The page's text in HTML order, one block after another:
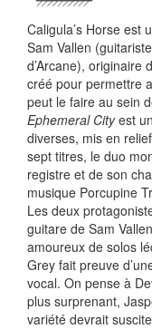
Caligula’s Horse est
Sam Vallen
d’Arcane), originaire
créé pour permettre
peut le faire au sein
Ephemeral Cityest
diverses, mis en
sept titres, le duo
registre et de son
musique Porcupine
Les deux
guitare de Sam
amoureux de solos
Grey fait preuve
vocal. On pense à
plus surprenant,
variété devrait